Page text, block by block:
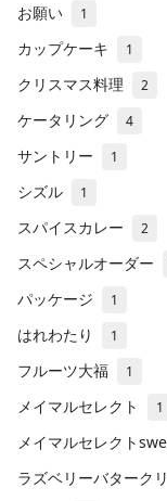
お願い 1
カップケーキ 1
クリスマス料理 2
ケータリング 4
サントリー 1
シズル 1
スパイスカレー 2
スペシャルオーダー
パッケージ 1
はれわたり 1
フルーツ大福 1
メイマルセレクト 1
メイマルセレクト
ラズベリーバターク